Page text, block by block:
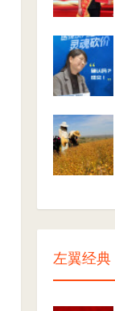
左翼经典